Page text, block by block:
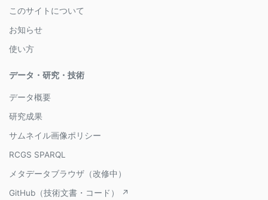
このサイトについて
お知らせ
使い方
データ・研究・技術
データ概要
研究成果
サムネイル画像ポリシー
RCGS SPARQL
メタデータブラウザ（改修中）
GitHub（技術文書・コード） ↗